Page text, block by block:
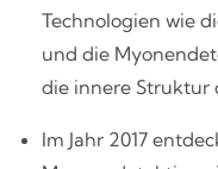
Technologien wie
und die
die innere Struktur
Im Jahr 2017